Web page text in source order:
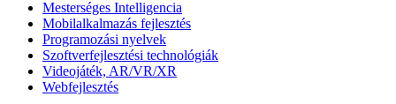
Mesterséges Intelligencia
Mobilalkalmazás fejlesztés
Programozási nyelvek
Szoftverfejlesztési technológiák
Videojáték, AR/VR/XR
Webfejlesztés